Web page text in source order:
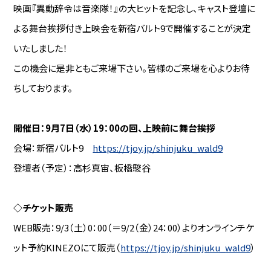
映画『異動辞令は音楽隊！』の大ヒットを記念し、キャスト登壇に
よる舞台挨拶付き上映会を新宿バルト9で開催することが決定
いたしました！
この機会に是非ともご来場下さい。皆様のご来場を心よりお待
ちしております。
開催日：9月7日（水）19：00の回、上映前に舞台挨拶
会場：新宿バルト9 https://tjoy.jp/shinjuku_wald9
登壇者（予定）：高杉真宙、板橋駿谷
◇チケット販売
WEB販売：9/3（土）0：00（＝9/2（金）24：00）よりオンラインチケ
ット予約KINEZOにて販売（https://tjoy.jp/shinjuku_wald9）